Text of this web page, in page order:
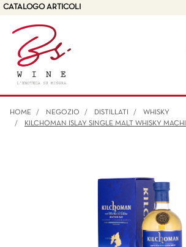
CATALOGO ARTICOLI
HOME NEGOZIO DISTILLATI
WHISKY
KILCHOMAN ISLAY SINGLE MALT WHISKY